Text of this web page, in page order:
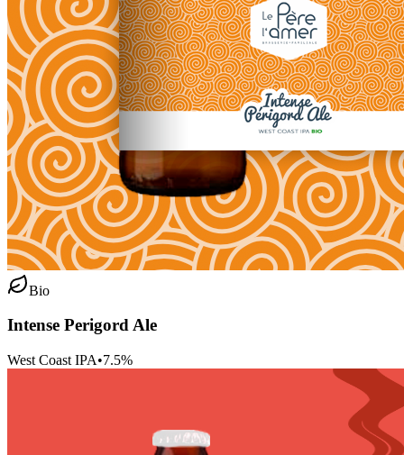
Bio
Intense Perigord Ale
West Coast IPA•7.5%